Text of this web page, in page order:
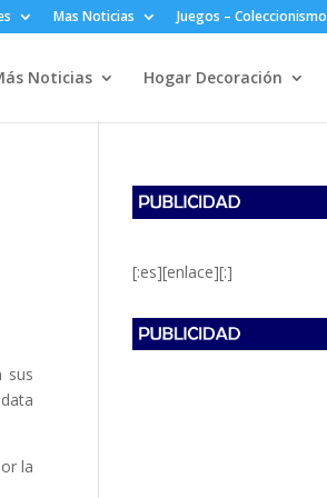
Mas Noticias Juegos – Coleccionismo
Noticias Hogar Decoración
sus
la
[:es][enlace][:]